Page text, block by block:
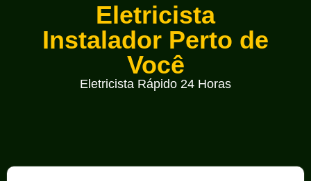
Eletricista
Instalador Perto de
Você
Eletricista Rápido 24 Horas